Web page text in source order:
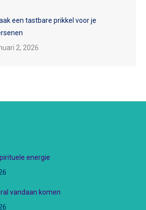
een tastbare prikkel voor je
2, 2026
energie
vandaan komen